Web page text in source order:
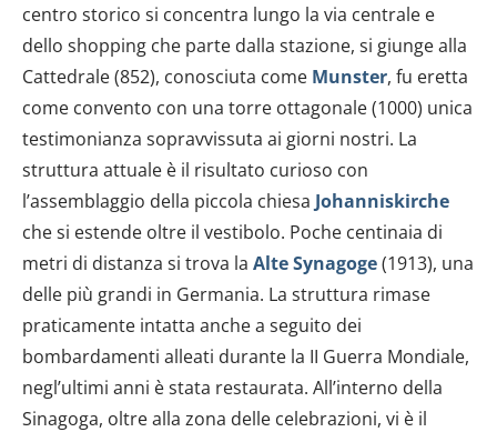
centro storico si concentra lungo la via centrale e
dello shopping che parte dalla stazione, si giunge alla
Cattedrale (852), conosciuta come Munster, fu eretta
come convento con una torre ottagonale (1000) unica
testimonianza sopravvissuta ai giorni nostri. La
struttura attuale è il risultato curioso con
l’assemblaggio della piccola chiesa Johanniskirche
che si estende oltre il vestibolo. Poche centinaia di
metri di distanza si trova la Alte Synagoge(1913), una
delle più grandi in Germania. La struttura rimase
praticamente intatta anche a seguito dei
bombardamenti alleati durante la II Guerra Mondiale,
negl’ultimi anni è stata restaurata. All’interno della
Sinagoga, oltre alla zona delle celebrazioni, vi è il